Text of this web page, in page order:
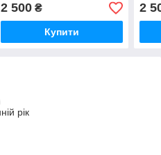
2 500₴
Купити
2
рік